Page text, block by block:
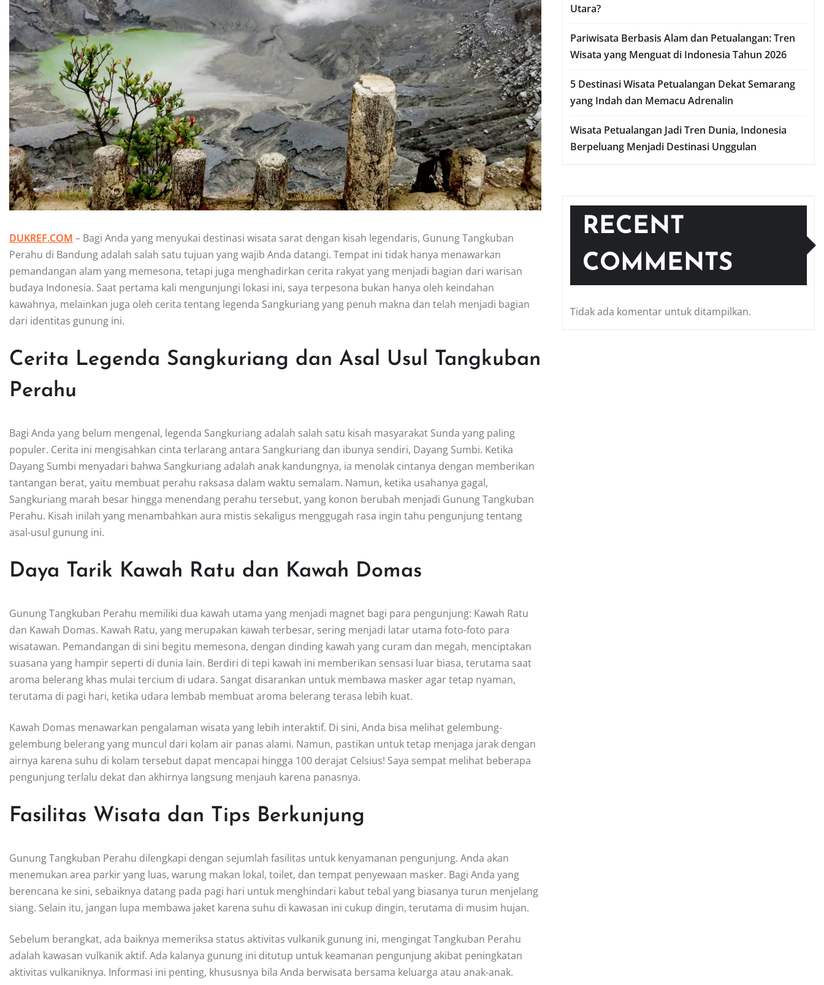
DUKREF.COM – Bagi Anda yang menyukai destinasi wisata sarat dengan kisah legendaris, Gunung Tangkuban
Perahu di Bandung adalah salah satu tujuan yang wajib Anda datangi. Tempat ini tidak hanya menawarkan
pemandangan alam yang memesona, tetapi juga menghadirkan cerita rakyat yang menjadi bagian dari warisan
budaya Indonesia. Saat pertama kali mengunjungi lokasi ini, saya terpesona bukan hanya oleh keindahan
kawahnya, melainkan juga oleh cerita tentang legenda Sangkuriang yang penuh makna dan telah menjadi bagian
dari identitas gunung ini.
Cerita Legenda Sangkuriang dan Asal Usul Tangkuban
Perahu
Bagi Anda yang belum mengenal, legenda Sangkuriang adalah salah satu kisah masyarakat Sunda yang paling
populer. Cerita ini mengisahkan cinta terlarang antara Sangkuriang dan ibunya sendiri, Dayang Sumbi. Ketika
Dayang Sumbi menyadari bahwa Sangkuriang adalah anak kandungnya, ia menolak cintanya dengan memberikan
tantangan berat, yaitu membuat perahu raksasa dalam waktu semalam. Namun, ketika usahanya gagal,
Sangkuriang marah besar hingga menendang perahu tersebut, yang konon berubah menjadi Gunung Tangkuban
Perahu. Kisah inilah yang menambahkan aura mistis sekaligus menggugah rasa ingin tahu pengunjung tentang
asal-usul gunung ini.
Daya Tarik Kawah Ratu dan Kawah Domas
Gunung Tangkuban Perahu memiliki dua kawah utama yang menjadi magnet bagi para pengunjung: Kawah Ratu
dan Kawah Domas. Kawah Ratu, yang merupakan kawah terbesar, sering menjadi latar utama foto-foto para
wisatawan. Pemandangan di sini begitu memesona, dengan dinding kawah yang curam dan megah, menciptakan
suasana yang hampir seperti di dunia lain. Berdiri di tepi kawah ini memberikan sensasi luar biasa, terutama saat
aroma belerang khas mulai tercium di udara. Sangat disarankan untuk membawa masker agar tetap nyaman,
terutama di pagi hari, ketika udara lembab membuat aroma belerang terasa lebih kuat.
Kawah Domas menawarkan pengalaman wisata yang lebih interaktif. Di sini, Anda bisa melihat gelembung-
gelembung belerang yang muncul dari kolam air panas alami. Namun, pastikan untuk tetap menjaga jarak dengan
airnya karena suhu di kolam tersebut dapat mencapai hingga 100 derajat Celsius! Saya sempat melihat beberapa
pengunjung terlalu dekat dan akhirnya langsung menjauh karena panasnya.
Fasilitas Wisata dan Tips Berkunjung
Gunung Tangkuban Perahu dilengkapi dengan sejumlah fasilitas untuk kenyamanan pengunjung. Anda akan
menemukan area parkir yang luas, warung makan lokal, toilet, dan tempat penyewaan masker. Bagi Anda yang
berencana ke sini, sebaiknya datang pada pagi hari untuk menghindari kabut tebal yang biasanya turun menjelang
siang. Selain itu, jangan lupa membawa jaket karena suhu di kawasan ini cukup dingin, terutama di musim hujan.
Sebelum berangkat, ada baiknya memeriksa status aktivitas vulkanik gunung ini, mengingat Tangkuban Perahu
adalah kawasan vulkanik aktif. Ada kalanya gunung ini ditutup untuk keamanan pengunjung akibat peningkatan
aktivitas vulkaniknya. Informasi ini penting, khususnya bila Anda berwisata bersama keluarga atau anak-anak.
Utara?
Pariwisata Berbasis Alam dan Petualangan: Tren
Wisata yang Menguat di Indonesia Tahun 2026
5 Destinasi Wisata Petualangan Dekat Semarang
yang Indah dan Memacu Adrenalin
Wisata Petualangan Jadi Tren Dunia, Indonesia
Berpeluang Menjadi Destinasi Unggulan
RECENT
COMMENTS
Tidak ada komentar untuk ditampilkan.